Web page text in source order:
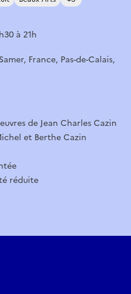
à 21h
France, Pas-de-Calais,
de Jean Charles Cazin
et Berthe Cazin
réduite